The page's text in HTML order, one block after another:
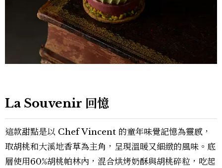
La Souvenir 回憶
這款甜點是以 Chef Vincent 的童年味覺記憶為靈感，
取胡桃和大溪地香草為主角，呈現溫暖又細緻的風味。底
層使用60%胡桃帕林內，混合烘烤奶酥與胡桃碎粒，吃起